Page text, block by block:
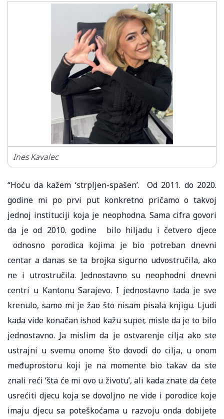
Ines Kavalec
“Hoću da kažem ‘strpljen-spašen’. Od 2011. do 2020.
godine mi po prvi put konkretno pričamo o takvoj
jednoj instituciji koja je neophodna. Sama cifra govori
da je od 2010. godine bilo hiljadu i četvero djece
odnosno porodica kojima je bio potreban dnevni
centar a danas se ta brojka sigurno udvostručila, ako
ne i utrostručila. Jednostavno su neophodni dnevni
centri u Kantonu Sarajevo. I jednostavno tada je sve
krenulo, samo mi je žao što nisam pisala knjigu. Ljudi
kada vide konačan ishod kažu super, misle da je to bilo
jednostavno. Ja mislim da je ostvarenje cilja ako ste
ustrajni u svemu onome što dovodi do cilja, u onom
međuprostoru koji je na momente bio takav da ste
znali reći ‘šta će mi ovo u životu’, ali kada znate da ćete
usrećiti djecu koja se dovoljno ne vide i porodice koje
imaju djecu sa poteškoćama u razvoju onda dobijete